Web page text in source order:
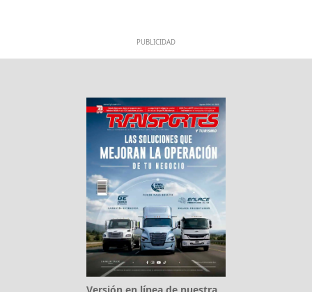
PUBLICIDAD
Versión en línea de nuestra